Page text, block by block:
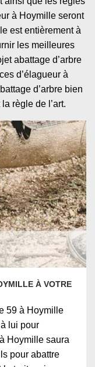
à Hoymille seront
est entièrement à
les meilleures
abattage d’arbre
d’élagueur à
d’arbre bien
règle de l’art.
À VOTRE
59 à Hoymille
lui pour
Hoymille saura
pour abattre